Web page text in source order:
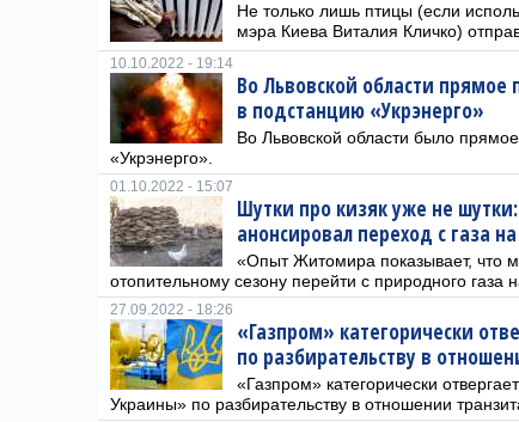
Не только лишь птицы (если
мэра Киева Виталия Кличко)
10.10.2022 - 19:14
Во Львовской области
в подстанцию «Укрэнерго»
Во Львовской области было
«Укрэнерго».
01.10.2022 - 15:07
Шутки про кизяк уже не
анонсировал переход с газа
«Опыт Житомира показывает, что
отопительному сезону перейти с природного газа
27.09.2022 - 18:26
«Газпром» категорически
по разбирательству в
«Газпром» категорически
Украины» по разбирательству в отношении